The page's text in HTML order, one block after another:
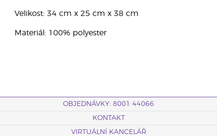
Velikost: 34 cm x 25 cm x 38 cm
Materiál: 100% polyester
OBJEDNÁVKY: 8001 44066
KONTAKT
VIRTUÁLNÍ KANCELÁŘ